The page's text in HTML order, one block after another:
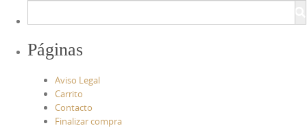
Páginas
Aviso Legal
Carrito
Contacto
Finalizar compra